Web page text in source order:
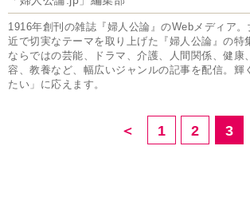
1916年創刊の雑誌『婦人公論』のWebメディア
近で切実なテーマを取り上げた『婦人公論』の特
ならではの芸能、ドラマ、介護、人間関係、健康
容、教養など、幅広いジャンルの記事を配信。輝
たい」に応えます。
＜ 1 2 3